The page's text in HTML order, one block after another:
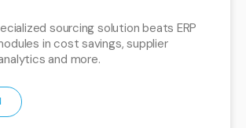
sourcing solution beats ERP
in cost savings, supplier
and more.